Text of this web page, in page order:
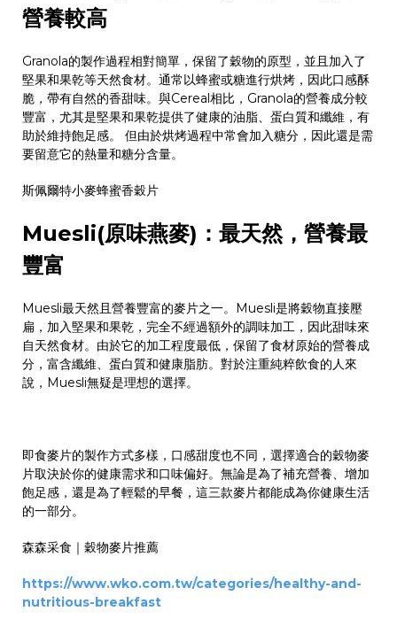
營養較高
Granola的製作過程相對簡單，保留了穀物的原型，並且加入了
堅果和果乾等天然食材。通常以蜂蜜或糖進行烘烤，因此口感酥
脆，帶有自然的香甜味。與Cereal相比， Granola的營養成分較
豐富，尤其是堅果和果乾提供了健康的油脂、蛋白質和纖維，有
助於維持飽足感。 但由於烘烤過程中常會加入糖分，因此還是需
要留意它的熱量和糖分含量。
斯佩爾特小麥蜂蜜香穀片
Muesli(原味燕麥) ：最天然，營養最
豐富
Muesli最天然且營養豐富的麥片之一。 Muesli是將穀物直接壓
扁，加入堅果和果乾，完全不經過額外的調味加工，因此甜味來
自天然食材。由於它的加工程度最低，保留了食材原始的營養成
分，富含纖維、蛋白質和健康脂肪。對於注重純粹飲食的人來
說， Muesli無疑是理想的選擇。
即食麥片的製作方式多樣，口感甜度也不同，選擇適合的穀物麥
片取決於你的健康需求和口味偏好。無論是為了補充營養、增加
飽足感，還是為了輕鬆的早餐，這三款麥片都能成為你健康生活
的一部分。
森森采食｜穀物麥片推薦
https://www.wko.com.tw/categories/healthy-and-
nutritious-breakfast